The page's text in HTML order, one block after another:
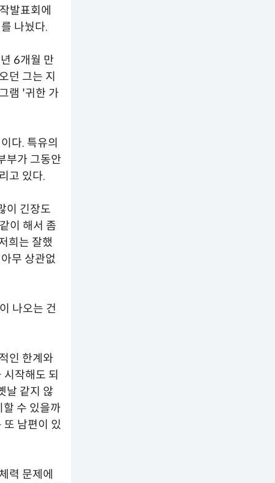
발표회에
나눴다.
6개월 만
던 그는 지
램 '귀한 가
다. 특유의
부가 그동안
고 있다.
이 긴장도
이 해서 좀
희는 잘했
무 상관없
나오는 건
인 한계와
작해도 되
날 같지 않
수 있을까
남편이 있
력 문제에